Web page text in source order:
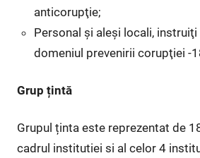
anticorupţie;
Personal şi aleşi locali,
domeniul prevenirii corupţiei -
Grup țintă
Grupul ținta este reprezentat de
cadrul institutiei si al celor 4